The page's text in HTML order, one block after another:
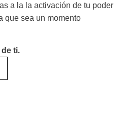
a la la activación de tu poder
que sea un momento
ti.